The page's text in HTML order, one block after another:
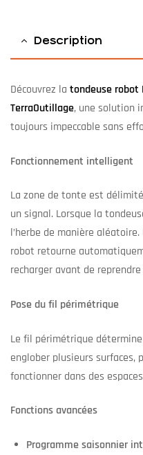
Description
Découvrez la tondeuse robot
TerraOutillage, une solution
toujours impeccable sans
Fonctionnement intelligent
La zone de tonte est
un signal. Lorsque la
l’herbe de manière
robot retourne
recharger avant de
Pose du fil périmétrique
Le fil périmétrique
englober plusieurs surfaces,
fonctionner dans des
Fonctions avancées
Programme saisonnier